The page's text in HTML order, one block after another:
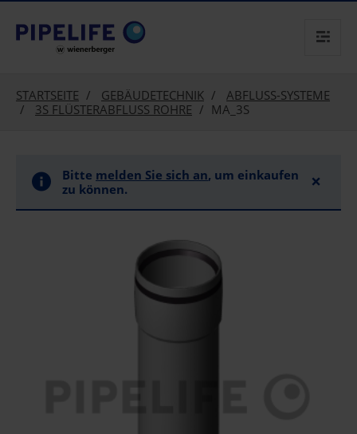
text.skipToContent
text.skipToNavigation
STARTSEITE GEBÄUDETECHNIK
ABFLUSS-SYSTEME
3S FLÜSTERABFLUSS ROHRE
MA_3S
Bitte melden Sie sich an, um einkaufen
zu können.
×